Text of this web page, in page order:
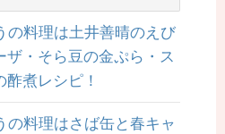
の料理は土井善晴のえび
ザ・そら豆の金ぷら・ス
煮レシピ！
の料理はさば缶と春キャ